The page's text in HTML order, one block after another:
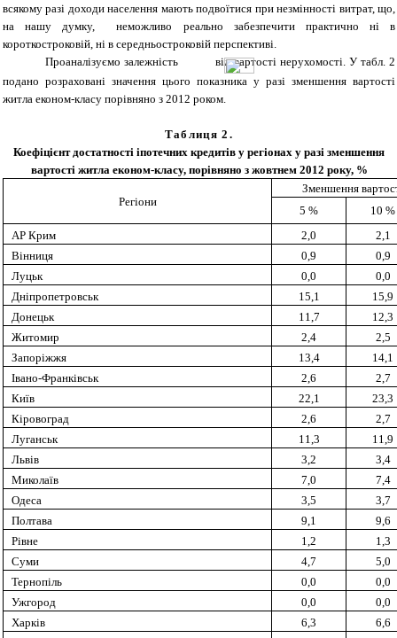
всякому разі доходи населення мають подвоїтися при незмінності витрат, що,
на нашу думку, неможливо реально забезпечити практично ні в
короткостроковій, ні в середньостроковій перспективі.
Проаналізуємо залежність
від вартості нерухомості. У табл. 2
подано розраховані значення цього показника у разі зменшення вартості
житла економ-класу порівняно з 2012 роком.
Таблиця 2.
Коефіцієнт достатності іпотечних кредитів у регіонах у разі зменшення
вартості житла економ-класу, порівняно з жовтнем 2012 року, %
Регіони
Зменшення
5 %
10 %
АР Крим
2,0
2,1
Вінниця
0,9
0,9
Луцьк
0,0
0,0
Дніпропетровськ
15,1
15,9
Донецьк
11,7
12,3
Житомир
2,4
2,5
Запоріжжя
13,4
14,1
Івано-Франківськ
2,6
2,7
Київ
22,1
23,3
Кіровоград
2,6
2,7
Луганськ
11,3
11,9
Львів
3,2
3,4
Миколаїв
7,0
7,4
Одеса
3,5
3,7
Полтава
9,1
9,6
Рівне
1,2
1,3
Суми
4,7
5,0
Тернопіль
0,0
0,0
Ужгород
0,0
0,0
Харків
6,3
6,6